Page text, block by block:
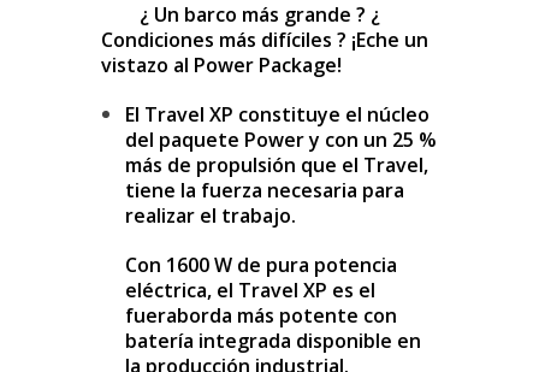
¿ Un barco más grande ? ¿
Condiciones más difíciles ? ¡Eche un
vistazo al Power Package!
El Travel XP constituye el núcleo
del paquete Power y con un 25 %
más de propulsión que el Travel,
tiene la fuerza necesaria para
realizar el trabajo.
Con 1600 W de pura potencia
eléctrica, el Travel XP es el
fueraborda más potente con
batería integrada disponible en
la producción industrial.